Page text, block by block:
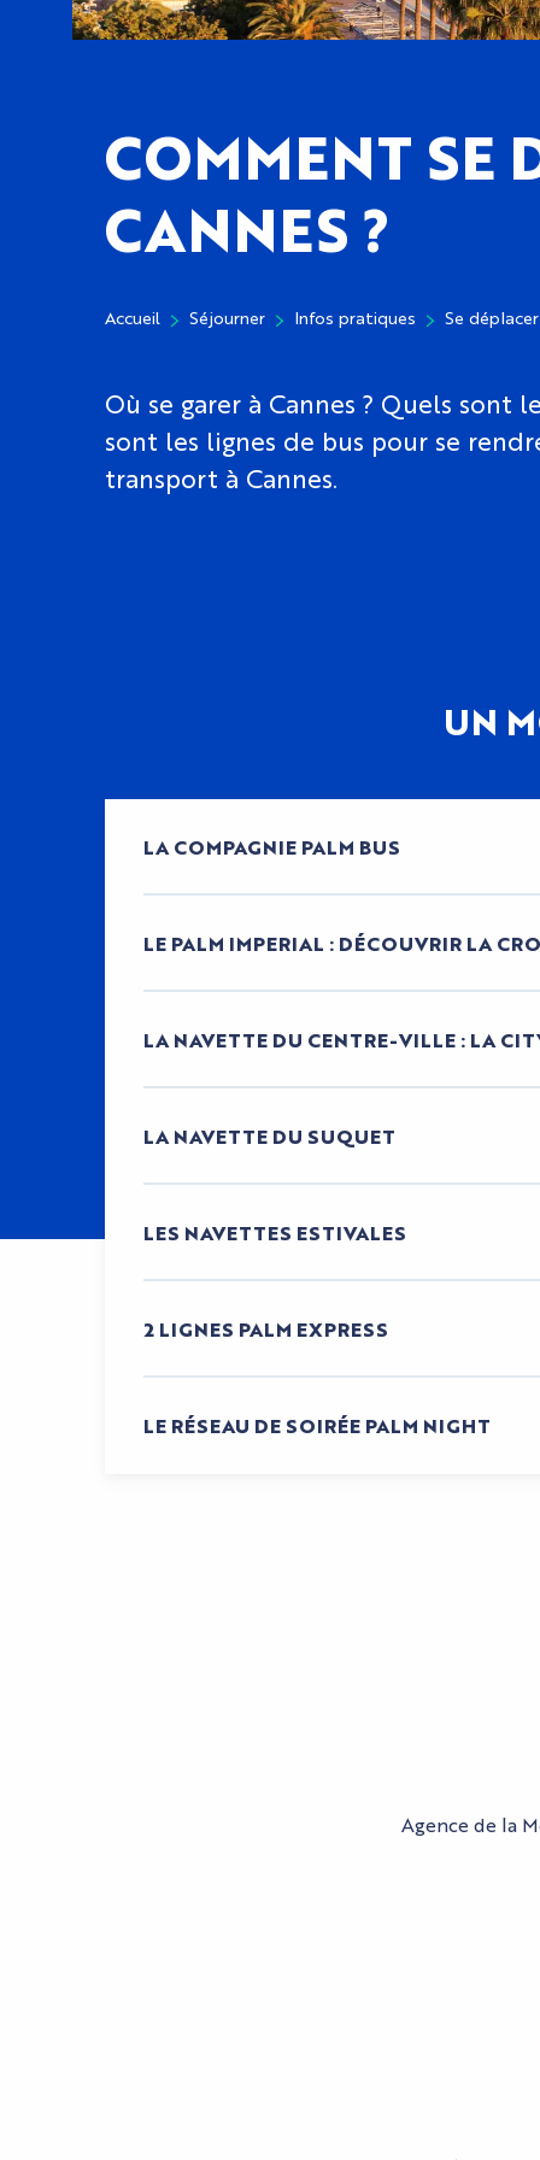
COMMENT SE
CANNES ?
Accueil Séjourner Infos pratiques Se déplacer
Où se garer à Cannes ? Quels
sont les lignes de bus pour se
transport à Cannes.
UN
LA COMPAGNIE PALM BUS
LE PALM IMPERIAL : DÉCOUVRIR LA
LA NAVETTE DU CENTRE-VILLE : LA
LA NAVETTE DU SUQUET
LES NAVETTES ESTIVALES
2 LIGNES PALM EXPRESS
LE RÉSEAU DE SOIRÉE PALM NIGHT
Agence de la